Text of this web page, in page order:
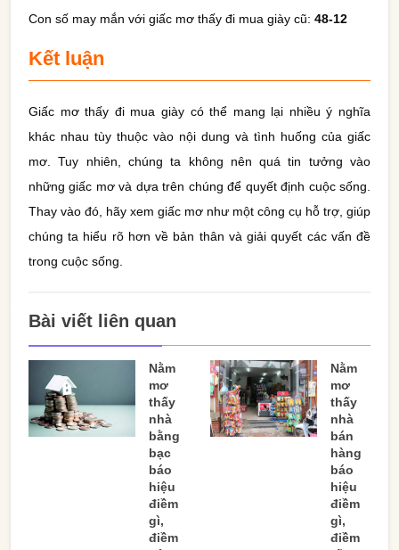
Con số may mắn với giấc mơ thấy đi mua giày cũ: 48-12
Kết luận
Giấc mơ thấy đi mua giày có thể mang lại nhiều ý nghĩa
khác nhau tùy thuộc vào nội dung và tình huống của giấc
mơ. Tuy nhiên, chúng ta không nên quá tin tưởng vào
những giấc mơ và dựa trên chúng để quyết định cuộc sống.
Thay vào đó, hãy xem giấc mơ như một công cụ hỗ trợ, giúp
chúng ta hiểu rõ hơn về bản thân và giải quyết các vấn đề
trong cuộc sống.
Bài viết liên quan
Nằm
mơ
thấy
nhà
bằng
bạc
báo
hiệu
điềm
gì,
điềm
Nằm
mơ
thấy
nhà
bán
hàng
báo
hiệu
điềm
gì,
điềm